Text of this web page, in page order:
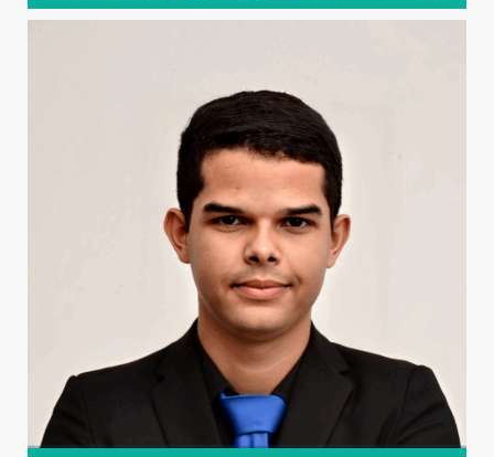
MEDEIROS
Graduado em Engenharia Civil (UFERSA, 2014), Mestre
em Engenharia Civil (UFRN, 2015) e Doutor em Manejo de
Solo e Água (UFERSA, 2019), com foco em concretos
sustentáveis e impactos ambientais. Atualmente é
Professor Adjunto da UFERSA e Vice-Coordenador do
Curso de Engenharia Civil.